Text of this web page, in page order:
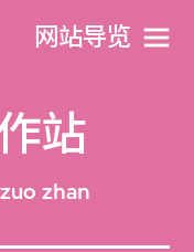
网站导览
站
zhan